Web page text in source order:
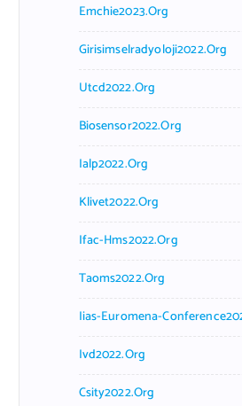
Emchie2023.org
Girisimselradyoloji2022.org
Utcd2022.org
Biosensor2022.org
Ialp2022.org
Klivet2022.org
Ifac-Hms2022.org
Taoms2022.org
Iias-Euromena-
Ivd2022.org
Csity2022.org